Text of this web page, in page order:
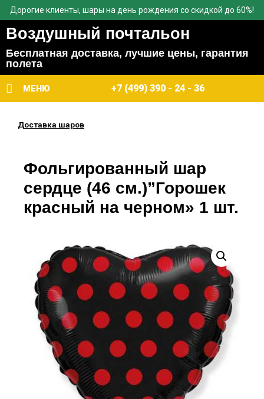
Дорогие клиенты, шары на день рождения со скидкой до 60%!
Воздушный почтальон
Бесплатная доставка, лучшие цены, гарантия
полета
МЕНЮ +7 (499) 390 - 24 - 36
Доставка шаров
Фольгированный шар
сердце (46 см.)”Горошек
красный на черном» 1 шт.